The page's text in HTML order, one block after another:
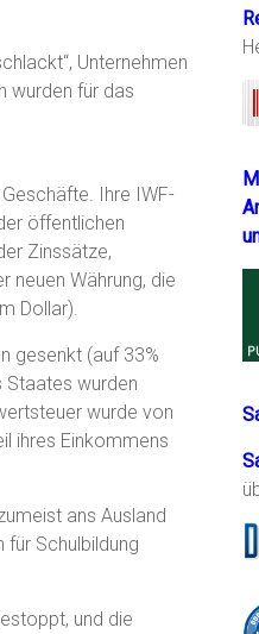
Unternehmen
wurden für das
Ihre IWF-
öffentlichen
Zinssätze,
neuen Währung, die
Dollar).
gesenkt (auf 33%
Staates wurden
wurde von
ihres Einkommens
ans Ausland
Schulbildung
und die